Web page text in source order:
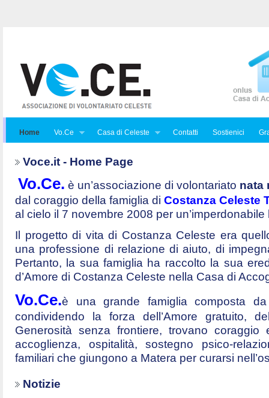
Home Vo.Ce Casa di Celeste Contatti Sostienici
Voce.it - Home Page
Vo.Ce. è un’associazione di volontariato nata
dal coraggio della famiglia di Costanza Celeste
al cielo il 7 novembre 2008 per
Il progetto di vita di Costanza Celeste era
una professione di relazione di aiuto, di
Pertanto, la sua famiglia ha raccolto la sua
d’Amore di Costanza Celeste nella Casa di
Vo.Ce.è una grande famiglia composta
condividendo la forza dell’Amore gratuito,
Generosità senza frontiere, trovano
accoglienza, ospitalità, sostegno psico-
familiari che giungono a Matera per curarsi
Notizie